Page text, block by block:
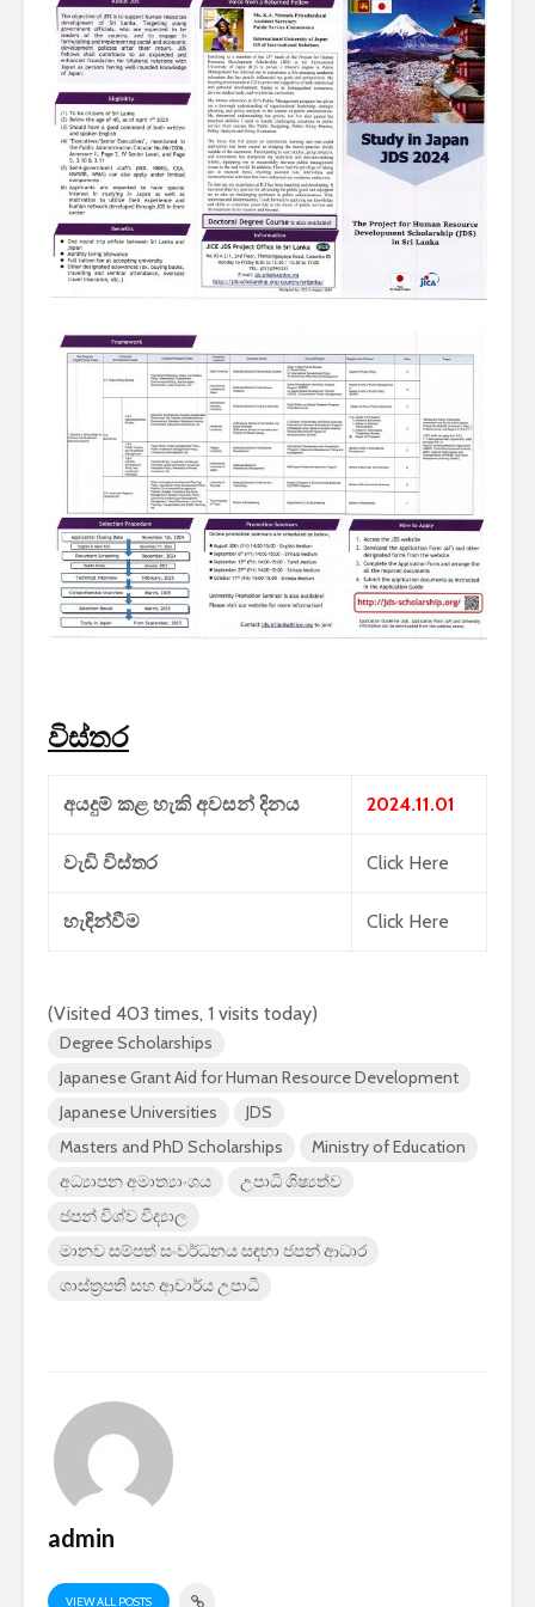
විස්තර
අයදුම් කළ හැකි අවසන් දිනය 2024.11.01
වැඩි විස්තර Click Here
හැඳින්වීම Click Here
(Visited 403 times, 1 visits today)
Degree Scholarships
Japanese Grant Aid for Human Resource Development
Japanese Universities
JDS
Masters and PhD Scholarships
Ministry of Education
අධ්‍යාපන අමාත්‍යාංශය
උපාධි ශිෂ්‍යත්ව
ජපන් විශ්ව විද්‍යාල
මානව සම්පත් සංවර්ධනය සඳහා ජපන් ආධාර
ශාස්ත්‍රපති සහ ආචාර්ය උපාධි
admin
VIEW ALL POSTS